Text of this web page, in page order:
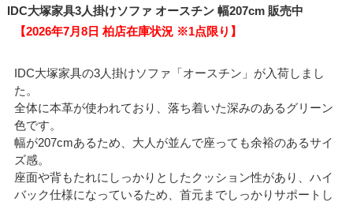
IDC大塚家具3人掛けソファ オースチン 幅207cm 販売中
【2026年7月8日 柏店在庫状況 ※1点限り】
IDC大塚家具の3人掛けソファ「オースチン」が入荷しまし
た。
全体に本革が使われており、落ち着いた深みのあるグリーン
色です。
幅が207cmあるため、大人が並んで座っても余裕のあるサイ
ズ感。
座面や背もたれにしっかりとしたクッション性があり、ハイ
バック仕様になっているため、首元までしっかりサポートし